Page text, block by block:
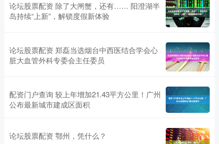
论坛股票配资 除了大闸蟹，还有…… 阳澄湖半
岛持续“上新”，解锁度假新体验
论坛股票配资 郑磊当选烟台中西医结合学会心
脏大血管外科专委会主任委员
配资门户查询 较上年增加21.43平方公里！广州
公布最新城市建成区面积
论坛股票配资 鄂州，凭什么？